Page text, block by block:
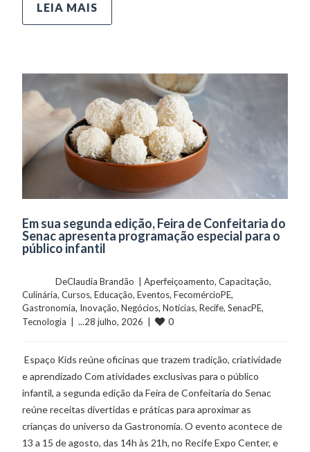
LEIA MAIS
Em sua segunda edição, Feira de Confeitaria do
Senac apresenta programação especial para o
público infantil
	    	DeClaudia Brandão  |
Aperfeiçoamento, Capacitação
Culinária, Cursos, Educação, Eventos, FecomércioPE
Gastronomia, Inovação, Negócios, Notícias, Recife, SenacPE
Tecnologia
  |  ...28 julho, 2026  |
0
Espaço Kids reúne oficinas que trazem tradição, criatividade
e aprendizado Com atividades exclusivas para o público
infantil, a segunda edição da Feira de Confeitaria do Senac
reúne receitas divertidas e práticas para aproximar as
crianças do universo da Gastronomia. O evento acontece de
13 a 15 de agosto, das 14h às 21h, no Recife Expo Center, e